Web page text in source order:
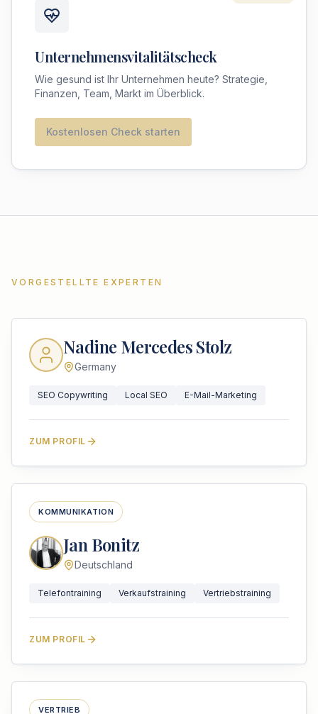
Unternehmensvitalitätscheck
Wie gesund ist Ihr Unternehmen heute? Strategie,
Finanzen, Team, Markt im Überblick.
Kostenlosen Check starten
VORGESTELLTE EXPERTEN
Nadine Mercedes Stolz
Germany
SEO Copywriting Local SEO E-Mail-Marketing
ZUM PROFIL
KOMMUNIKATION
Jan Bonitz
Deutschland
Telefontraining Verkaufstraining Vertriebstraining
ZUM PROFIL
VERTRIEB